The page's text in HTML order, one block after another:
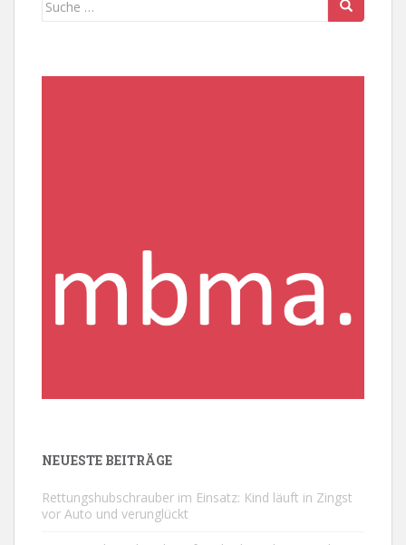
NEUESTE BEITRÄGE
Rettungshubschrauber im Einsatz: Kind läuft in Zingst
vor Auto und verunglückt